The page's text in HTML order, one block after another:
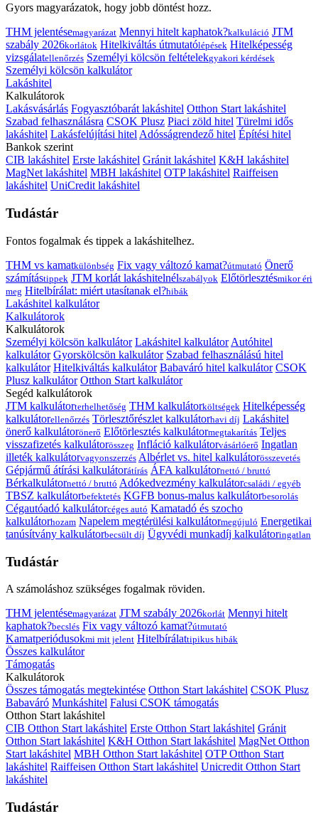
Gyors magyarázatok, hogy jobb döntést hozz.
THM jelentésemagyarázat Mennyi hitelt kaphatok?kalkuláció JTM
szabály 2026korlátok Hitelkiváltás útmutatólépések Hitelképesség
vizsgálatellenőrzés Személyi kölcsön feltételekgyakori kérdések
Személyi kölcsön kalkulátor
Lakáshitel
Kalkulátorok
Lakásvásárlás Fogyasztóbarát lakáshitel Otthon Start lakáshitel
Szabad felhasználásra CSOK Plusz Piaci zöld hitel Türelmi idős
lakáshitel Lakásfelújítási hitelAdósságrendező hitel Építési hitel
Bankok szerint
CIB lakáshitel Erste lakáshitel Gránit lakáshitel K&H lakáshitel
MagNet lakáshitel MBH lakáshitel OTP lakáshitel Raiffeisen
lakáshitel UniCredit lakáshitel
Tudástár
Fontos fogalmak és tippek a lakáshitelhez.
THM vs kamatkülönbség Fix vagy változó kamat?útmutató Önerő
számítástippek JTM korlát lakáshitelnélszabályok Előtörlesztésmikor éri
meg Hitelbírálat: miért utasítanak el?hibák
Lakáshitel kalkulátor
Kalkulátorok
Kalkulátorok
Személyi kölcsön kalkulátor Lakáshitel kalkulátor Autóhitel
kalkulátor Gyorskölcsön kalkulátor Szabad felhasználású hitel
kalkulátor Hitelkiváltás kalkulátor Babaváró hitel kalkulátor CSOK
Plusz kalkulátor Otthon Start kalkulátor
Segéd kalkulátorok
JTM kalkulátorterhelhetőség THM kalkulátorköltségek Hitelképesség
kalkulátorellenőrzés Törlesztőrészlet kalkulátorhavi díj Lakáshitel
önerő kalkulátorönerő Előtörlesztés kalkulátormegtakarítás Teljes
visszafizetés kalkulátorösszeg Infláció kalkulátorvásárlóerő Ingatlan
illeték kalkulátorvagyonszerzés Albérlet vs. hitel kalkulátorösszevetés
Gépjármű átírási kalkulátorátírás ÁFA kalkulátornettó / bruttó
Bérkalkulátornettó / bruttó Adókedvezmény kalkulátorcsaládi / egyéb
TBSZ kalkulátorbefektetés KGFB bonus-malus kalkulátorbesorolás
Cégautóadó kalkulátorcéges autó Kamatadó és szocho
kalkulátorhozam Napelem megtérülési kalkulátormegújuló Energetikai
tanúsítvány kalkulátorbecsült díj Ügyvédi munkadíj kalkulátoringatlan
Tudástár
A számoláshoz szükséges fogalmak röviden.
THM jelentésemagyarázat JTM szabály 2026korlát Mennyi hitelt
kaphatok?becslés Fix vagy változó kamat?útmutató
Kamatperiódusokmi mit jelent Hitelbírálattipikus hibák
Összes kalkulátor
Támogatás
Kalkulátorok
Összes támogatás megtekintése Otthon Start lakáshitel CSOK Plusz
Babaváró Munkáshitel Falusi CSOK támogatás
Otthon Start lakáshitel
CIB Otthon Start lakáshitel Erste Otthon Start lakáshitel Gránit
Otthon Start lakáshitel K&H Otthon Start lakáshitel MagNet Otthon
Start lakáshitel MBH Otthon Start lakáshitel OTP Otthon Start
lakáshitel Raiffeisen Otthon Start lakáshitel Unicredit Otthon Start
lakáshitel
Tudástár